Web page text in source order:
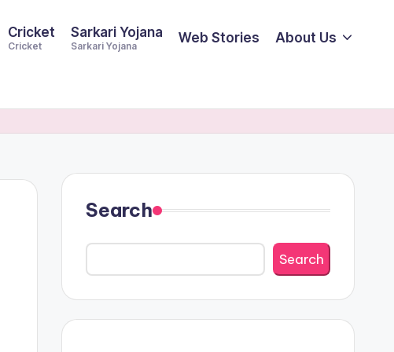
Cricket
Cricket
Sarkari Yojana
Sarkari Yojana
Web Stories About Us
Search
Search